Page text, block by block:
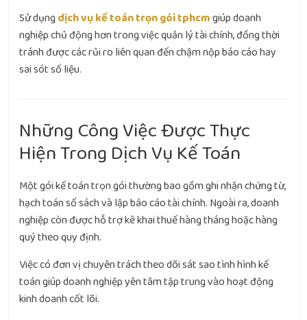
Sử dụngdịch vụ kế toán trọn gói tphcmgiúp doanh
nghiệp chủ động hơn trong việc quản lý tài chính, đồng thời
tránh được các rủi ro liên quan đến chậm nộp báo cáo hay
sai sót số liệu.
Những Công Việc Được Thực
Hiện Trong Dịch Vụ Kế Toán
Một gói kế toán trọn gói thường bao gồm ghi nhận chứng từ,
hạch toán sổ sách và lập báo cáo tài chính. Ngoài ra, doanh
nghiệp còn được hỗ trợ kê khai thuế hàng tháng hoặc hàng
quý theo quy định.
Việc có đơn vị chuyên trách theo dõi sát sao tình hình kế
toán giúp doanh nghiệp yên tâm tập trung vào hoạt động
kinh doanh cốt lõi.